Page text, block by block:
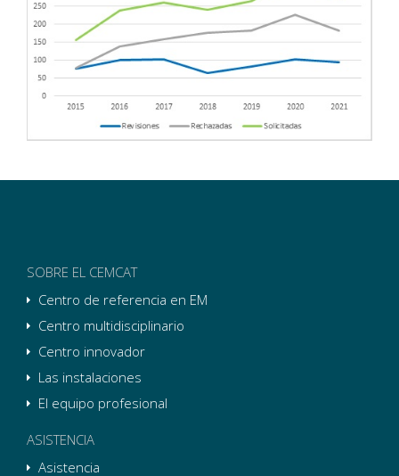
SOBRE EL CEMCAT
Centro de referencia en EM
Centro multidisciplinario
Centro innovador
Las instalaciones
El equipo profesional
ASISTENCIA
Asistencia